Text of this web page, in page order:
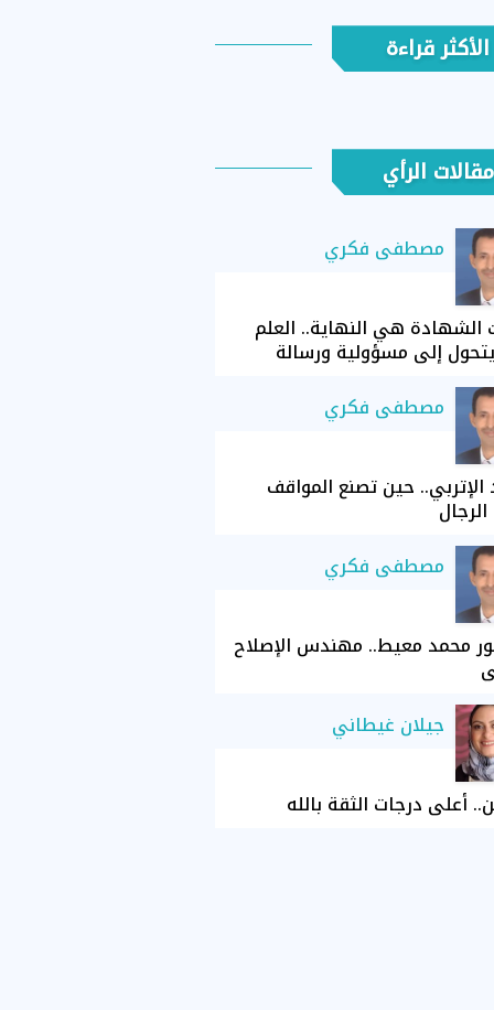
الأكثر قراءة
مقالات الرأي
مصطفى فكري
هي النهاية.. العلم
إلى مسؤولية ورسالة
مصطفى فكري
حين تصنع المواقف
مصطفى فكري
محمد معيط.. مهندس الإصلاح
جيلان غيطاني
أعلى درجات الثقة بالله